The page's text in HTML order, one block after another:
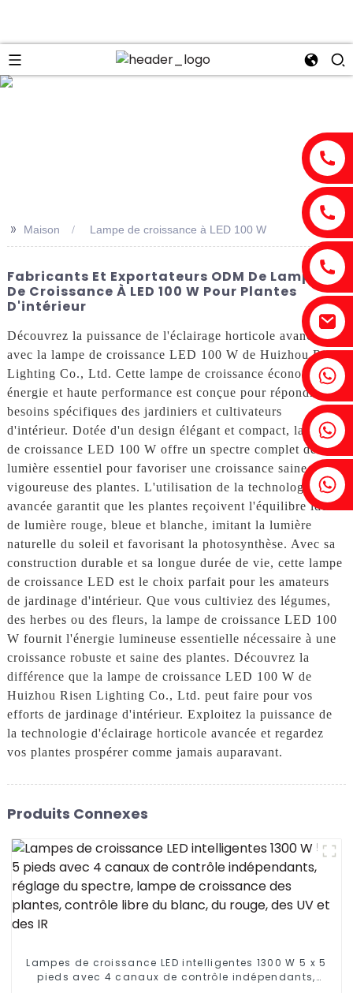
Fenia : +86 18607525299
Lierre : +86 18607522355
Tobin : +86 18818667168
>> Maison Lampe de croissance à LED 100 W
Fabricants Et Exportateurs ODM De Lampes
De Croissance À LED 100 W Pour Plantes
D'intérieur
Découvrez la puissance de l'éclairage horticole avancé
avec la lampe de croissance LED 100 W de Huizhou Risen
Lighting Co., Ltd. Cette lampe de croissance économe en
énergie et haute performance est conçue pour répondre aux
besoins spécifiques des jardiniers et cultivateurs
d'intérieur. Dotée d'un design élégant et compact, la lampe
de croissance LED 100 W offre un spectre complet de
lumière essentiel pour favoriser une croissance saine et
vigoureuse des plantes. L'utilisation de la technologie LED
avancée garantit que les plantes reçoivent l'équilibre idéal
de lumière rouge, bleue et blanche, imitant la lumière
naturelle du soleil et favorisant la photosynthèse. Avec sa
construction durable et sa longue durée de vie, cette lampe
de croissance LED est le choix parfait pour les amateurs
de jardinage d'intérieur. Que vous cultiviez des légumes,
des herbes ou des fleurs, la lampe de croissance LED 100
W fournit l'énergie lumineuse essentielle nécessaire à une
croissance robuste et saine des plantes. Découvrez la
différence que la lampe de croissance LED 100 W de
Huizhou Risen Lighting Co., Ltd. peut faire pour vos
efforts de jardinage d'intérieur. Exploitez la puissance de
la technologie d'éclairage horticole avancée et regardez
vos plantes prospérer comme jamais auparavant.
Produits Connexes
Lampes de croissance LED intelligentes 1300 W 5 x 5
pieds avec 4 canaux de contrôle indépendants,